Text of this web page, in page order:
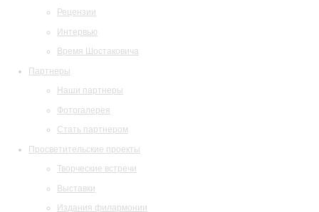
Рецензии
Интервью
Время Шостаковича
Партнеры
Наши партнеры
Фотогалерея
Стать партнером
Просветительские проекты
Творческие встречи
Выставки
Издания филармонии